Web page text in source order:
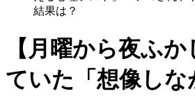
結果は？
【月曜から夜ふ
ていた「想像しな